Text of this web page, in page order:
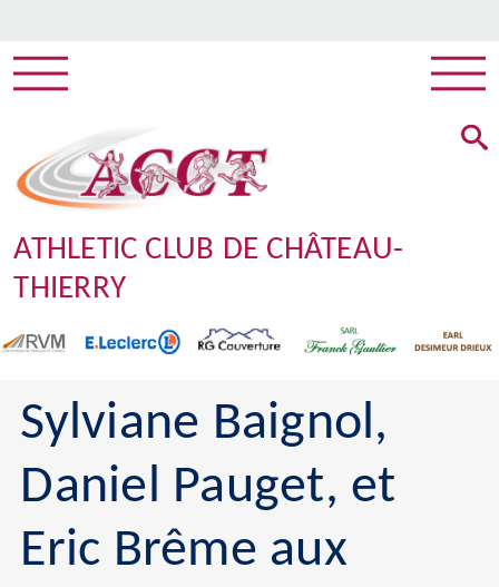
ATHLETIC CLUB DE CHÂTEAU-
THIERRY
Sylviane Baignol,
Daniel Pauget, et
Eric Brême aux